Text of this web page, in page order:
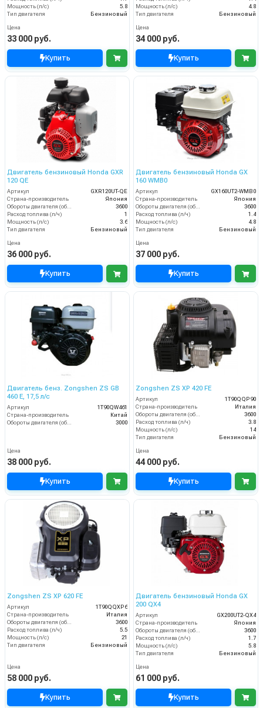
Мощность (л/с)
5.8
Тип двигателя
Бензиновый
Цена
33 000 руб.
Купить
Мощность (л/с)
4.8
Тип двигателя
Бензиновый
Цена
34 000 руб.
Купить
Двигатель бензиновый Honda GXR
120 QE
Артикул
GXR120UT-QE
Страна-производитель
Япония
Обороты двигателя (об/мин)
3600
Расход топлива (л/ч)
1
Мощность (л/с)
3.6
Тип двигателя
Бензиновый
Цена
36 000 руб.
Купить
Двигатель бензиновый Honda GX
160 WMB0
Артикул
GX160UT2-WMB0
Страна-производитель
Япония
Обороты двигателя (об/мин)
3600
Расход топлива (л/ч)
1.4
Мощность (л/с)
4.8
Тип двигателя
Бензиновый
Цена
37 000 руб.
Купить
Двигатель бенз. Zongshen ZS GB
460 E, 17,5 л/с
Артикул
1T90QW461
Страна-производитель
Китай
3000
Цена
38 000 руб.
Купить
Zongshen ZS XP 420 FE
Артикул
1T90QQP90
Страна-производитель
Италия
3600
Расход топлива (л/ч)
3.8
Мощность (л/с)
14
Тип двигателя
Бензиновый
Цена
44 000 руб.
Купить
Zongshen ZS XP 620 FE
Артикул
1T90QQXP6
Страна-производитель
Италия
3600
Расход топлива (л/ч)
5.5
Мощность (л/с)
21
Тип двигателя
Бензиновый
Цена
58 000 руб.
Купить
Двигатель бензиновый Honda GX
200 QX4
Артикул
GX200UT2-QX4
Страна-производитель
Япония
3600
Расход топлива (л/ч)
1.7
Мощность (л/с)
5.8
Тип двигателя
Бензиновый
Цена
61 000 руб.
Купить